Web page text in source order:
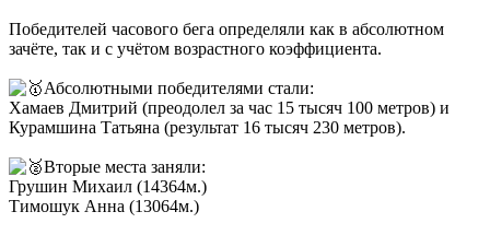
Победителей часового бега определяли как в абсолютном
зачёте, так и с учётом возрастного коэффициента.
Абсолютными победителями стали:
Хамаев Дмитрий (преодолел за час 15 тысяч 100 метров) и
Курамшина Татьяна (результат 16 тысяч 230 метров).
Вторые места заняли:
Грушин Михаил (14364м.)
Тимошук Анна (13064м.)